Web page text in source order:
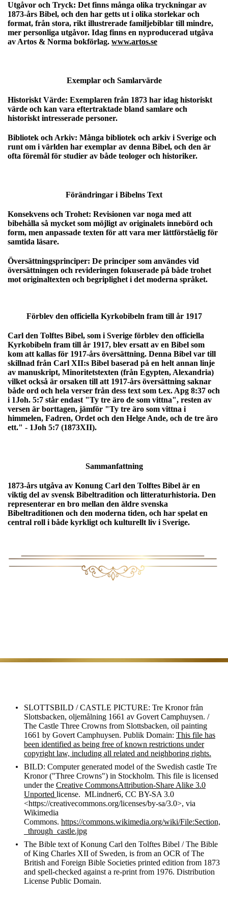
Utgåvor och Tryck: Det finns många olika tryckningar av
1873-års Bibel, och den har getts ut i olika storlekar och
format, från stora, rikt illustrerade familjebiblar till mindre,
mer personliga utgåvor. Idag finns en nyproducerad utgåva
av Artos & Norma bokförlag. www.artos.se
Exemplar och Samlarvärde
Historiskt Värde: Exemplaren från 1873 har idag historiskt
värde och kan vara eftertraktade bland samlare och
historiskt intresserade personer.
Bibliotek och Arkiv: Många bibliotek och arkiv i Sverige och
runt om i världen har exemplar av denna Bibel, och den är
ofta föremål för studier av både teologer och historiker.
Förändringar i Bibelns Text
Konsekvens och Trohet: Revisionen var noga med att
bibehålla så mycket som möjligt av originalets innebörd och
form, men anpassade texten för att vara mer lättförståelig för
samtida läsare.
Översättningsprinciper: De principer som användes vid
översättningen och revideringen fokuserade på både trohet
mot originaltexten och begriplighet i det moderna språket.
Förblev den officiella Kyrkobibeln fram till år 1917
Carl den Tolftes Bibel, som i Sverige förblev den officiella
Kyrkobibeln fram till år 1917, blev ersatt av en Bibel som
kom att kallas för 1917-års översättning. Denna Bibel var till
skillnad från Carl XII:s Bibel baserad på en helt annan linje
av manuskript, Minoritetstexten (från Egypten, Alexandria)
vilket också är orsaken till att 1917-års översättning saknar
både ord och hela verser från dess text som t.ex. Apg 8:37 och
i 1Joh. 5:7 står endast "Ty tre äro de som vittna", resten av
versen är borttagen, jämför "Ty tre äro som vittna i
himmelen, Fadren, Ordet och den Helge Ande, och de tre äro
ett." - 1Joh 5:7 (1873XII).
Sammanfattning
1873-års utgåva av Konung Carl den Tolftes Bibel är en
viktig del av svensk Bibeltradition och litteraturhistoria. Den
representerar en bro mellan den äldre svenska
Bibeltraditionen och den moderna tiden, och har spelat en
central roll i både kyrkligt och kulturellt liv i Sverige.
SLOTTSBILD / CASTLE PICTURE: Tre Kronor från
Slottsbacken, oljemålning 1661 av Govert Camphuysen. /
The Castle Three Crowns from Slottsbacken, oil painting
1661 by Govert Camphuysen. Publik Domain: This file has
been identified as being free of known restrictions under
copyright law, including all related and neighboring rights.
BILD: Computer generated model of the Swedish castle Tre
Kronor ("Three Crowns") in Stockholm. This file is licensed
under the Creative CommonsAttribution-Share Alike 3.0
Unported license. MLindner6, CC BY-SA 3.0
<https://creativecommons.org/licenses/by-sa/3.0>, via
Wikimedia
Commons. https://commons.wikimedia.org/wiki/File:Section,
_through_castle.jpg
The Bible text of Konung Carl den Tolftes Bibel / The Bible
of King Charles XII of Sweden, is from an OCR of The
British and Foreign Bible Societies printed edition from 1873
and spell-checked against a re-print from 1976. Distribution
License Public Domain.